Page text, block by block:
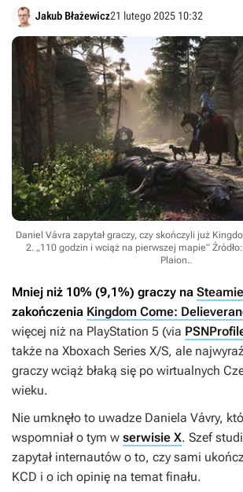
Jakub Błażewicz21 lutego 2025 10:32
Daniel Vávra zapytał graczy, czy skończyli już
2. „110 godzin i wciąż na pierwszej mapie”
Plaion..
Mniej niż 10% (9,1%) graczy na Steamie
zakończenia Kingdom Come:
więcej niż na PlayStation 5 (via
także na Xboxach Series X/S, ale
graczy wciąż błaką się po wirtualnych
wieku.
Nie umknęło to uwadze Daniela Vávry,
wspomniał o tym w serwisie X. Szef
zapytał internautów o to, czy sami
KCD i o ich opinię na temat finału.